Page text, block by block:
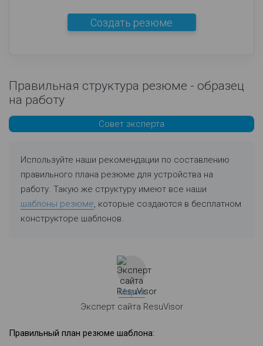
Создать резюме
Правильная структура резюме - образец
на работу
Совет эксперта
Используйте наши рекомендации по составлению
правильного плана резюме для устройства на
работу. Такую же структуру имеют все наши
шаблоны резюме, которые создаются в бесплатном
конструкторе шаблонов.
Мария
Эксперт сайта ResuVisor
Правильный план резюме шаблона: